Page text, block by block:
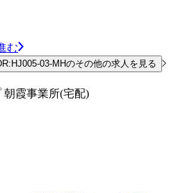
む
03-MHのその他の求人を見る
朝霞事業所(宅配)